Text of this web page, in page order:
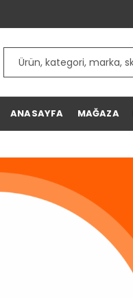
ANASAYFA MAĞAZA